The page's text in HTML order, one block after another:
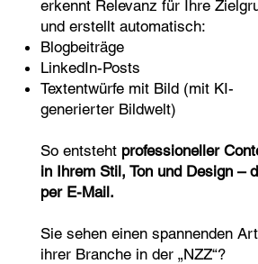
erkennt Relevanz für Ihre
und erstellt automatisch:
Blogbeiträge
LinkedIn-Posts
Textentwürfe mit Bild (mit KI-
generierter Bildwelt)
So entsteht professioneller
in Ihrem Stil, Ton und Design –
per E-Mail.
Sie sehen einen spannenden
ihrer Branche in der „NZZ“?